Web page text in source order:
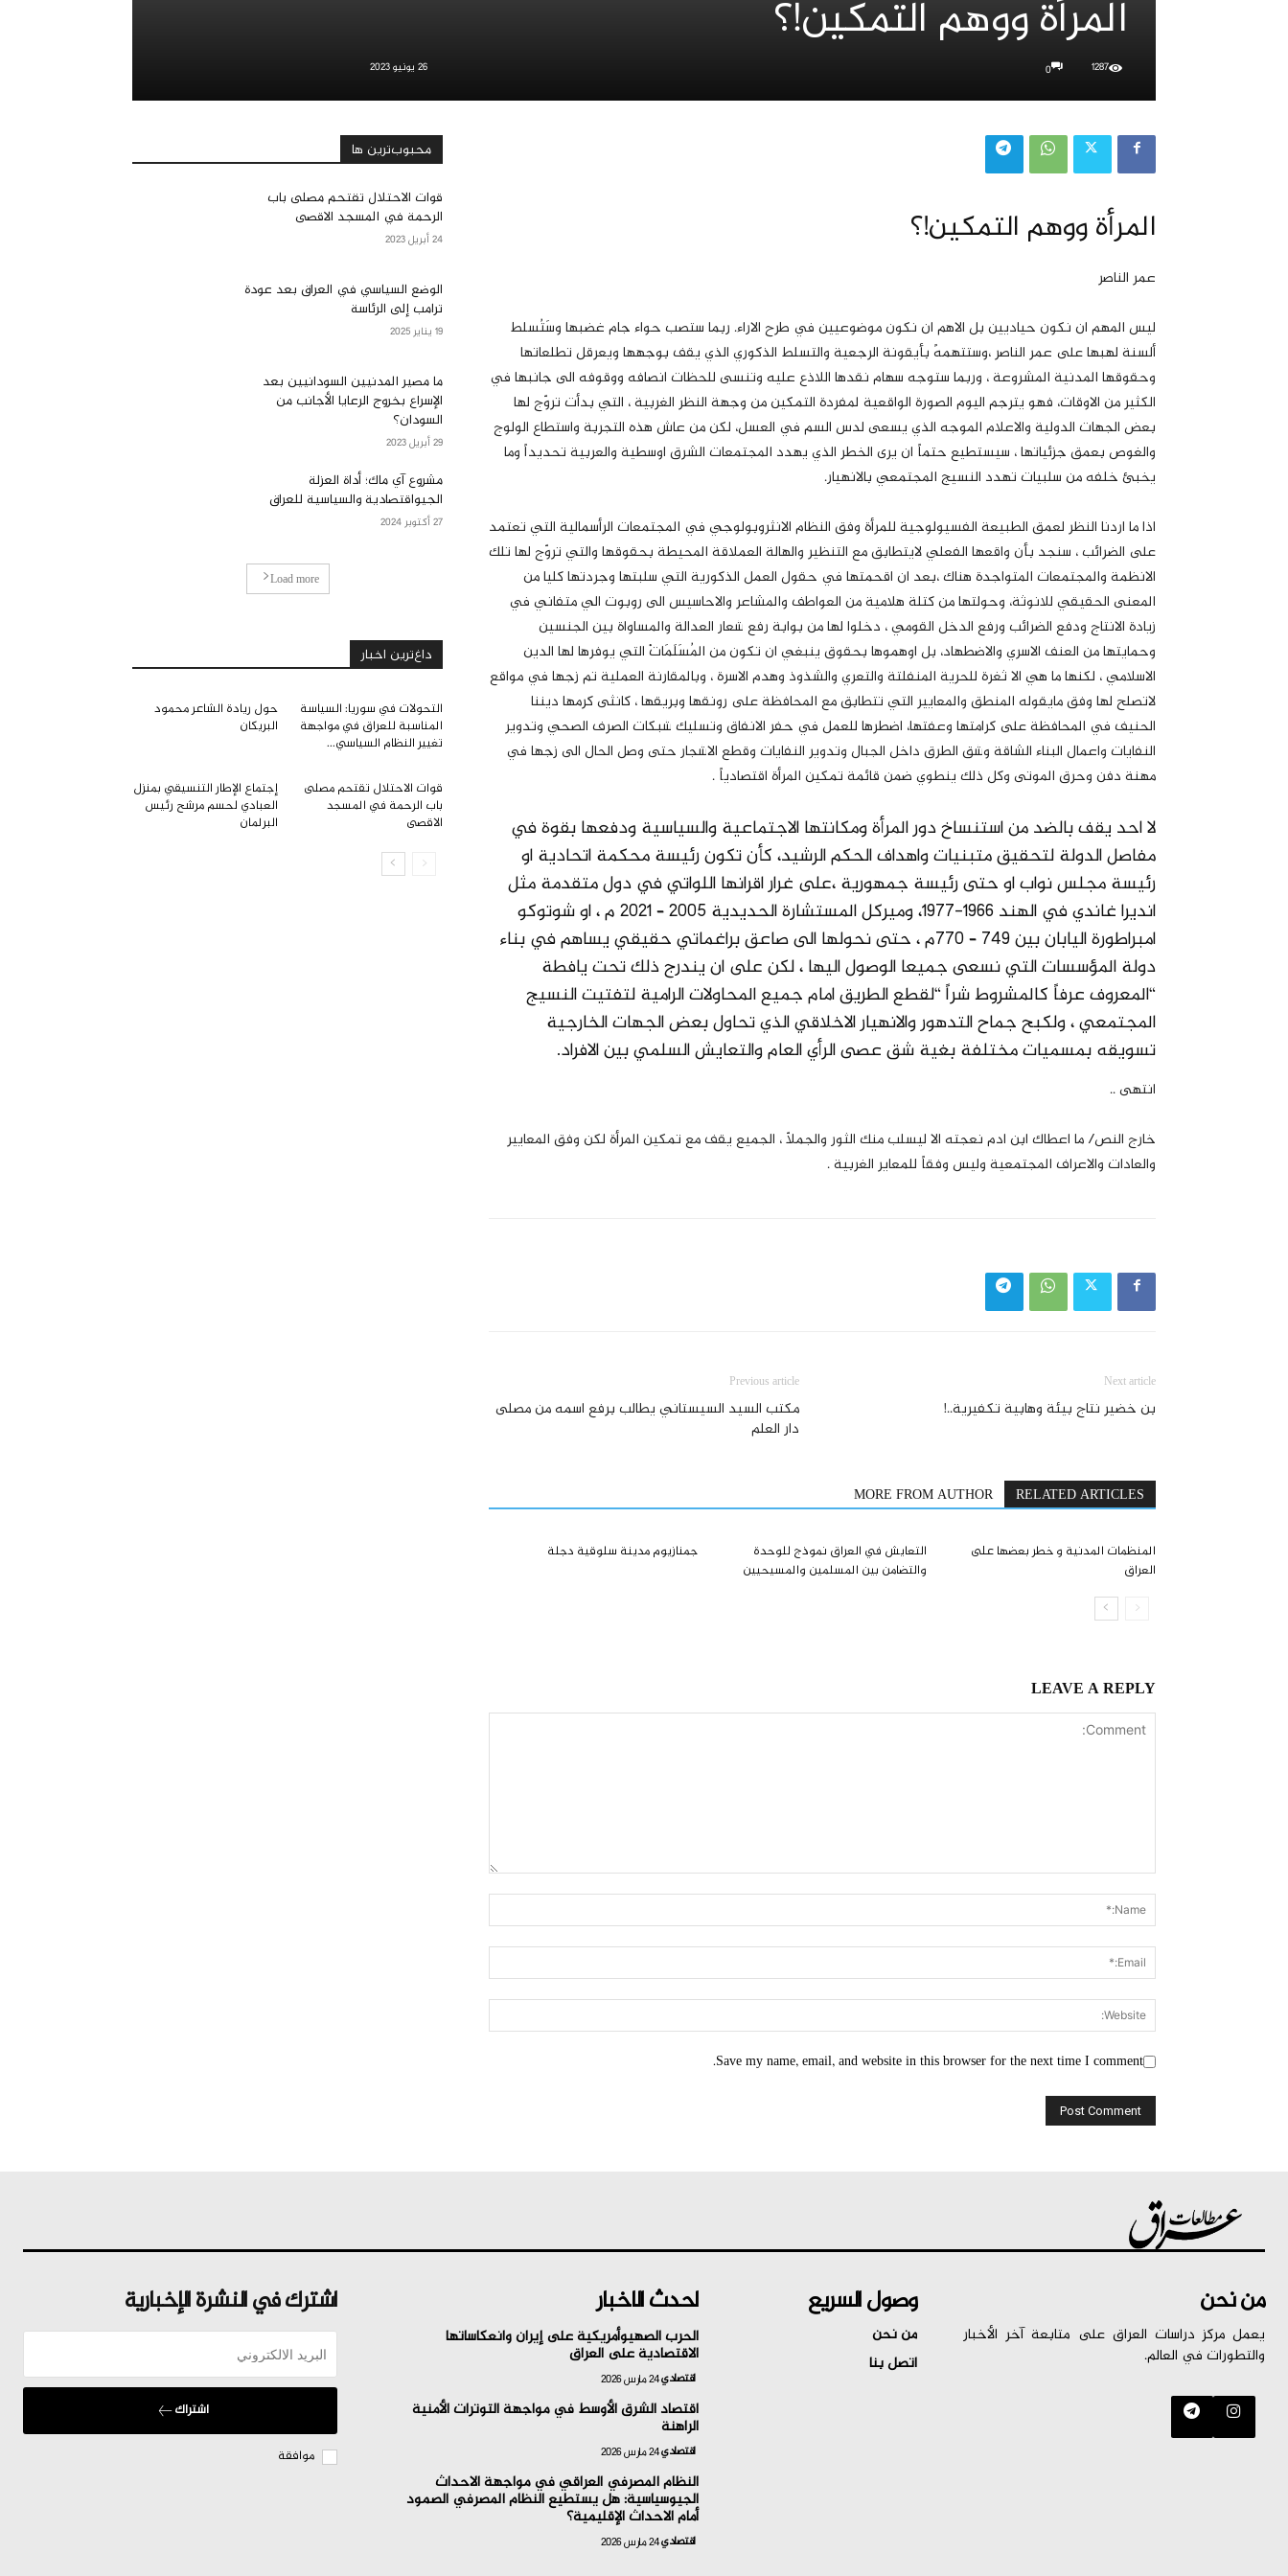
مطالعات عراق
اتصل بنا
المرأة ووهم التمكين!؟
26 يونيو 2023 1287
0
المرأة ووهم التمكين!؟
عمر الناصر
ليس المهم ان نكون حياديين بل الاهم ان نكون موضوعيين في طرح الاراء. ربما ستصب حواء جام غضبها وسَتُسلط
ألسنة لهبها على عمر الناصر ،وستتهمهً بأيقونة الرجعية والتسلط الذكوري الذي يقف بوجهها ويعرقل تطلعاتها
وحقوقها المدنية المشروعة ، وربما ستوجه سهام نقدها اللاذع عليه وتنسى للحظات انصافه ووقوفه الى جانبها في
الكثير من الاوقات، فهو يترجم اليوم الصورة الواقعية لمفردة التمكين من وجهة النظر الغربية ، التي بدأت تروّج لها
بعض الجهات الدولية والاعلام الموجه الذي يسعى لدس السم في العسل، لكن من عاش هذه التجربة واستطاع الولوج
والغوص بعمق جزئياتها ، سيستطيع حتماً ان يرى الخطر الذي يهدد المجتمعات الشرق اوسطية والعربية تحديداً وما
يخبئ خلفه من سلبيات تهدد النسيج المجتمعي بالانهيار.
اذا ما اردنا النظر لعمق الطبيعة الفسيولوجية للمرأة وفق النظام الانثروبولوجي في المجتمعات الرأسمالية التي تعتمد
على الضرائب ، سنجد بأن واقعها الفعلي لايتطابق مع التنظير والهالة العملاقة المحيطة بحقوقها والتي تروّج لها تلك
الانظمة والمجتمعات المتواجدة هناك ،بعد ان اقحمتها في حقول العمل الذكورية التي سلبتها وجردتها كليا من
المعنى الحقيقي للانوثة، وحولتها من كتلة هلامية من العواطف والمشاعر والاحاسيس الى روبوت الي متفاني في
زيادة الانتاج ودفع الضرائب ورفع الدخل القومي ، دخلوا لها من بوابة رفع شعار العدالة والمساواة بين الجنسين
وحمايتها من العنف الاسري والاضطهاد، بل اوهموها بحقوق ينبغي ان تكون من المُسَلَمَاتْ التي يوفرها لها الدين
الاسلامي ، لكنها ما هي الا ثغرة للحرية المنفلتة والتعري والشذوذ وهدم الاسرة ، وبالمقارنة العملية تم زجها في مواقع
لاتصلح لها وفق مايقوله المنطق والمعايير التي تتطابق مع المحافظة على رونقها وبريقها ، كانثى كرمها ديننا
الحنيف في المحافظة على كرامتها وعفتها، اضطرها للعمل في حفر الانفاق وتسليك شبكات الصرف الصحي وتدوير
النفايات واعمال البناء الشاقة وشق الطرق داخل الجبال وتدوير النفايات وقطع الاشجار حتى وصل الحال الى زجها في
مهنة دفن وحرق الموتى وكل ذلك ينطوي ضمن قائمة تمكين المرأة اقتصادياً .
لا احد يقف بالضد من استنساخ دور المرأة ومكانتها الاجتماعية والسياسية ودفعها بقوة في
مفاصل الدولة لتحقيق متبنيات واهداف الحكم الرشيد، كأن تكون رئيسة محكمة اتحادية او
رئيسة مجلس نواب او حتى رئيسة جمهورية ،على غرار اقرانها اللواتي في دول متقدمة مثل
انديرا غاندي في الهند ١٩٦٦-١٩٧٧، وميركل المستشارة الحديدية ٢٠٠٥ – ٢٠٢١ م ، او شوتوكو
امبراطورة اليابان بين ٧٤٩ – ٧٧٠م ، حتى نحولها الى صاعق براغماتي حقيقي يساهم في بناء
دولة المؤسسات التي نسعى جميعا الوصول اليها ، لكن على ان يندرج ذلك تحت يافطة
“المعروف عرفاً كالمشروط شراً “لقطع الطريق امام جميع المحاولات الرامية لتفتيت النسيج
المجتمعي ، ولكبح جماح التدهور والانهيار الاخلاقي الذي تحاول بعض الجهات الخارجية
تسويقه بمسميات مختلفة بغية شق عصى الرأي العام والتعايش السلمي بين الافراد.
انتهى ..
خارج النص/ ما اعطاك ابن ادم نعجته الا ليسلب منك الثور والجملاّ ، الجميع يقف مع تمكين المرأة لكن وفق المعايير
والعادات والاعراف المجتمعية وليس وفقاً للمعاير الغربية .
Previous article
مكتب السيد السيستاني يطالب برفع اسمه من مصلى
دار العلم
Next article
بن خضير نتاج بيئة وهابية تكفيرية..!
RELATED ARTICLES
MORE FROM AUTHOR
جمنازيوم مدينة سلوقية دجلة
التعايش في العراق نموذج للوحدة
والتضامن بين المسلمين والمسيحيين
المنظمات المدنية و خطر بعضها علی
العراق
LEAVE A REPLY
Save my name, email, and website in this browser for the next time I comment.
محبوب‌ترین ها
قوات الاحتلال تقتحم مصلى باب
الرحمة في المسجد الاقصى
24 أبريل 2023
الوضع السياسي في العراق بعد عودة
ترامب إلى الرئاسة
19 يناير 2025
ما مصير المدنيين السودانيين بعد
الإسراع بخروج الرعايا الأجانب من
السودان؟
29 أبريل 2023
مشروع آي ماك؛ أداة العزلة
الجيواقتصادية والسياسية للعراق
27 أكتوبر 2024
Load more
داغ‌ترین اخبار
حول ريادة الشاعر محمود
البريكان
التحولات في سوريا: السياسة
المناسبة للعراق في مواجهة
تغيير النظام السياسي...
إجتماع الإطار التنسيقي بمنزل
العبادي لحسم مرشح رئيس
البرلمان
قوات الاحتلال تقتحم مصلى
باب الرحمة في المسجد
الاقصى
من نحن
يعمل مركز دراسات العراق على متابعة آخر الأخبار
والتطورات في العالم.
وصول السريع
من نحن
اتصل بنا
احدث الاخبار
الحرب الصهيوأمريكية على إيران وانعكاساتها
الاقتصادية على العراق
اقتصادي24 مارس 2026
اقتصاد الشرق الأوسط في مواجهة التوترات الأمنية
الراهنة
اقتصادي24 مارس 2026
النظام المصرفي العراقي في مواجهة الاحداث
الجيوسياسية: هل يستطيع النظام المصرفي الصمود
أمام الاحداث الإقليمية؟
اقتصادي24 مارس 2026
اشترك في النشرة الإخبارية
اشتراك
موافقة